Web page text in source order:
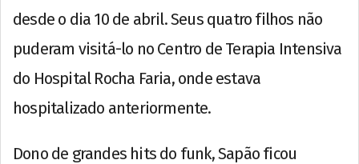
desde o dia 10 de abril. Seus quatro filhos não
puderam visitá-lo no Centro de Terapia Intensiva
do Hospital Rocha Faria, onde estava
hospitalizado anteriormente.
Dono de grandes hits do funk, Sapão ficou